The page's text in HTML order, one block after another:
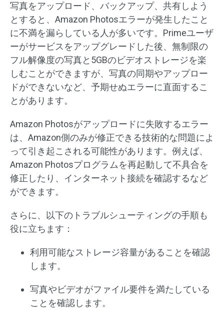
写真をアップロード、バックアップ、共有しよう
とすると、Amazon Photosエラーが発生したこと
に不満を漏らしている人が多いです。Primeユーザ
ーがサービスをアップグレードした後、無制限の
フル解像度の写真と5GBのビデオストレージを楽
しむことができますが、写真の同期やアップロー
ドができないなど、予期せぬエラーに直面するこ
とがあります。
Amazon Photosがアップロードに失敗するエラー
は、Amazon側のみが修正できる技術的な問題によ
って引き起こされる可能性があります。例えば、
Amazon Photosプログラムを再起動して不具合を
修正したり、インターネット接続を確認するなど
ができます。
さらに、以下のトラブルシューティングの手順も
役に立ちます：
利用可能なストレージ容量があることを確認
します。
写真やビデオがファイル要件を満たしている
ことを確認します。